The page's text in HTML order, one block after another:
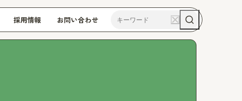
採用情報 お問い合わせ